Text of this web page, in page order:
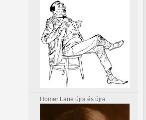
Homer Lane újra és újra